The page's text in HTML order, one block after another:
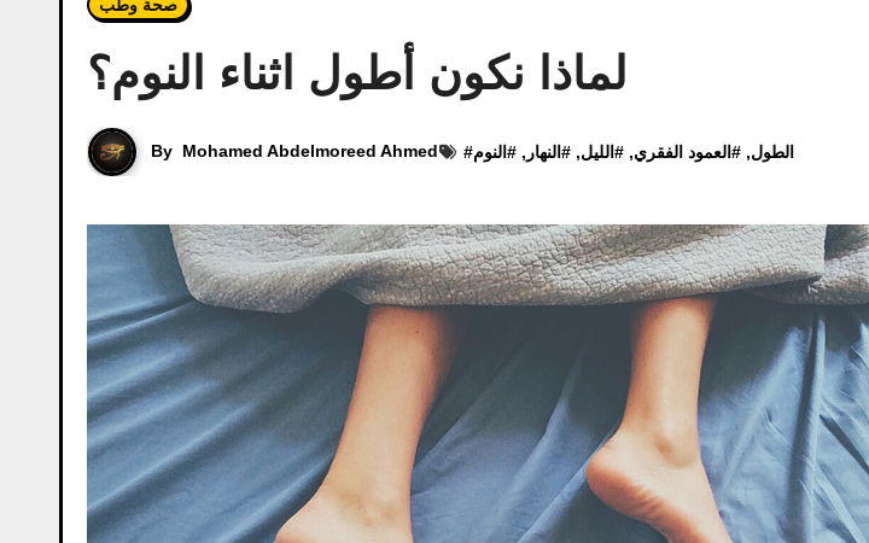
صحة وطب
لماذا نكون أطول اثناء النوم؟
By Mohamed Abdelmoreed Ahmed # الطول, # العمود الفقري, # الليل, # النهار , # النوم